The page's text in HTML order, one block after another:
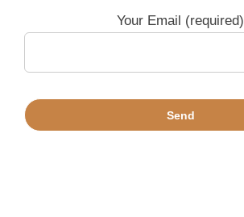
Your Email (required)